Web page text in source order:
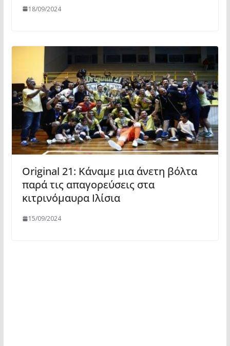
18/09/2024
Original 21: Κάναμε μια άνετη βόλτα
παρά τις απαγορεύσεις στα
κιτρινόμαυρα Ιλίσια
15/09/2024